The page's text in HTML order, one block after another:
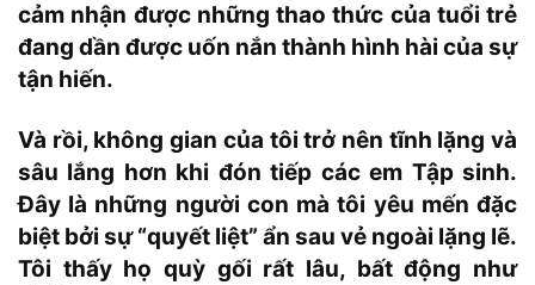
cảm nhận được những thao thức của tuổi trẻ
đang dần được uốn nắn thành hình hài của sự
tận hiến.
Và rồi, không gian của tôi trở nên tĩnh lặng và
sâu lắng hơn khi đón tiếp các em Tập sinh.
Đây là những người con mà tôi yêu mến đặc
biệt bởi sự “quyết liệt” ẩn sau vẻ ngoài lặng lẽ.
Tôi thấy họ quỳ gối rất lâu, bất động như